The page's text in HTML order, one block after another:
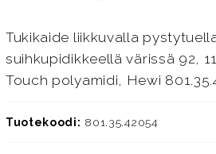
Tukikaide liikkuvalla
suihkupidikkeellä värissä 92,
Touch polyamidi, Hewi
Tuotekoodi: 801.35.42054